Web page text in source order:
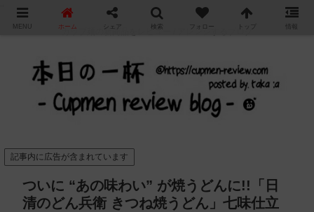
カップ麺の新商品をレビュー / アレンジするブログ
記事内に広告が含まれています
ついに “あの味わい” が焼うどんに!!「日
清のどん兵衛 きつね焼うどん」七味仕立
MENU ホーム シェア 検索 フォロー トップ 情報